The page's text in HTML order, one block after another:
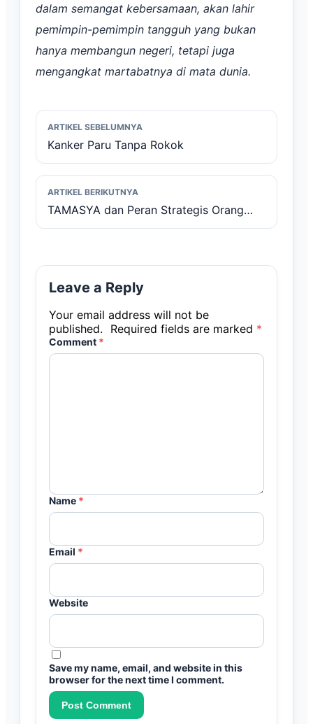
dalam semangat kebersamaan, akan lahir
pemimpin-pemimpin tangguh yang bukan
hanya membangun negeri, tetapi juga
mengangkat martabatnya di mata dunia.
ARTIKEL SEBELUMNYA
Kanker Paru Tanpa Rokok
ARTIKEL BERIKUTNYA
TAMASYA dan Peran Strategis Orang
Leave a Reply
Your email address will not be
published.
Required fields are marked *
Comment *
Name *
Email *
Website
Save my name, email, and website in this
browser for the next time I comment.